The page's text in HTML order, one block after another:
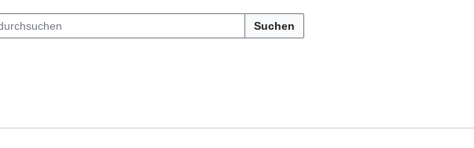
Suchen